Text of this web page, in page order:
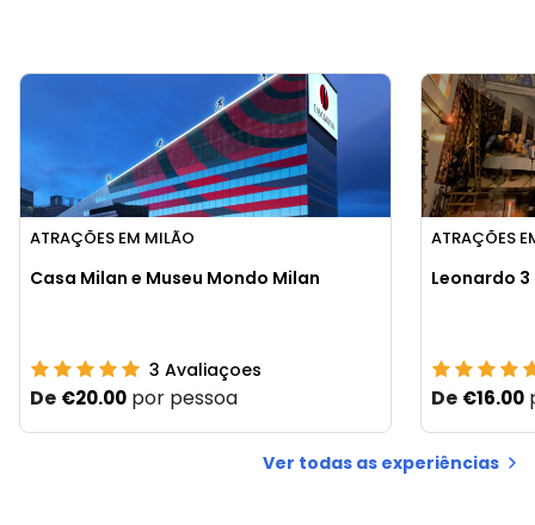
ATRAÇÕES EM MILÃO
Casa Milan e Museu Mondo Milan
3 Avaliaçoes
De €20.00 por pessoa
ATRAÇÕES
Leonardo
De €16.00
Ver todas as experiências